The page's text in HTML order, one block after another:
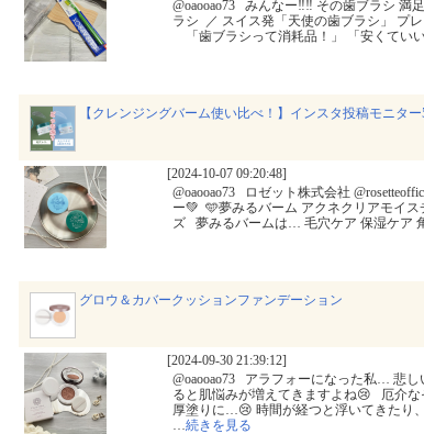
@oaooao73 ⁡ ⁡ みんなー‼︎‼︎ その歯ブラシ
ラシ ⁡ ⁡／ スイス発「天使の歯ブラシ」 プ
「歯ブラシって消耗品！」 「安くてい
【クレンジングバーム使い比べ！】インスタ投稿モニター
[2024-10-07 09:20:48]
@oaooao73 ⁡ ⁡ ロゼット株式会社
ー💚 ⁡ 🩵夢みるバーム アクネクリアモイ
ズ ⁡ ⁡ 夢みるバームは… 毛穴ケア 保湿ケア
グロウ＆カバークッションファンデーション
[2024-09-30 21:39:12]
@oaooao73 ⁡ ⁡ アラフォーになった私… 悲
ると肌悩みが増えてきますよね😢 ⁡ ⁡ 厄介
厚塗りに…😢 時間が経つと浮いてきたり
…続きを見る